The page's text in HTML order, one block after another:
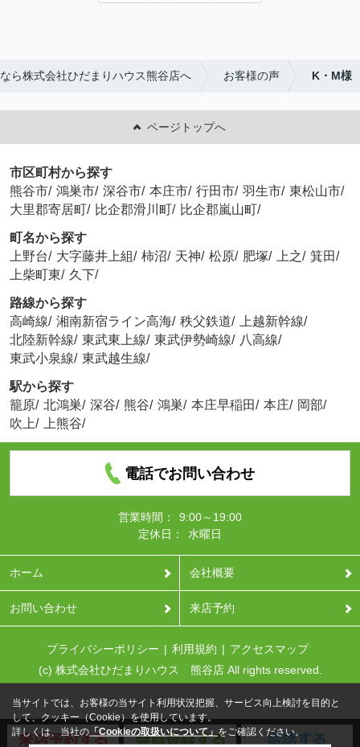
ら株式会社ひだまりハウス熊谷店へ お客様の声 K・M様
ページトップへ
市区町村から探す
熊谷市/ 鴻巣市/ 深谷市/ 本庄市/ 行田市/ 羽生市/ 東松山市/
大里郡寄居町/ 比企郡滑川町/ 比企郡嵐山町/
町名から探す
上野台/ 大字藤井上組/ 柿沼/ 天神/ 松原/ 肥塚/ 上之/ 箕田/
上柴町東/ 久下/
路線から探す
高崎線/ 湘南新宿ライン高海/ 秩父鉄道/ 上越新幹線/
北陸新幹線/ 東武東上線/ 東武伊勢崎線/ 八高線/
東武小泉線/ 東武越生線/
駅から探す
籠原/ 北鴻巣/ 深谷/ 熊谷/ 鴻巣/ 本庄早稲田/ 本庄/ 岡部/
吹上/ 上熊谷/
電話でお問い合わせ
営業時間：
9:00～19:00
定休日：
水曜日
ホーム 会社概要
お問い合わせ 来店予約
プライバシーポリシー 利用規約
アクセスマップ
(c) 株式会社ひだまりハウス 熊谷店 All rights reserved.
当サイトでは、お客様の当サイト利用状況把握、サービス向上検討を目的と
して、クッキー（Cookie）を使用しています。
詳しくは、当社の「Cookieの取扱いについて」をご確認ください。